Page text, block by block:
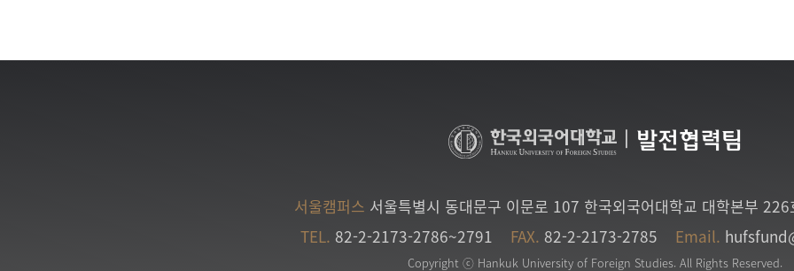
| 발전협력팀
서울캠퍼스 서울특별시 동대문구 이문로 107 한국외국어대학교 대학본부
TEL. 82-2-2173-2786~2791 FAX. 82-2-2173-2785 Email.
Copyright ⓒ Hankuk University of Foreign Studies. All Rights Reserved.